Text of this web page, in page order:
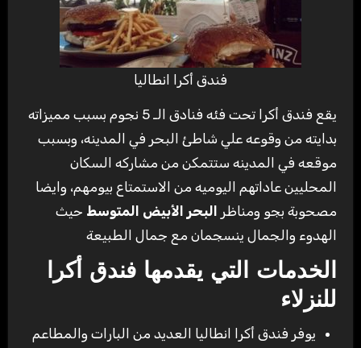
فندق أكرا انطاليا
يقع فندق أكرا تحت فئه فنادق الـ 5 نجوم بسبب مميزاته
بدايته من وقوعه علي شاطئ البحر في المدينه، وبسبب
موقعه في المدينه ستتمكن من مشاركه السكان
المحليين عاداتهم اليوميه من الاستمتاع بيومهم، وايضا
مصحوبة بجو ومناظر
البحر الأبيض المتوسط حيث
الهدوء والجمال ينسجمان مع جمال الطبيعة
الخدمات التي يقدمها فندق أكرا
للنزلاء
يوفر فندق أكرا انطاليا العديد من البارات والمطاعم